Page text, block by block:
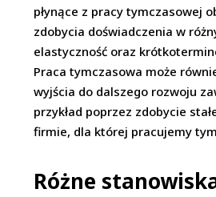
płynące z pracy tymczasowej
zdobycia doświadczenia w
elastyczność oraz
Praca tymczasowa może
wyjścia do dalszego rozwoju
przykład poprzez zdobycie
firmie, dla której pracujemy
Różne